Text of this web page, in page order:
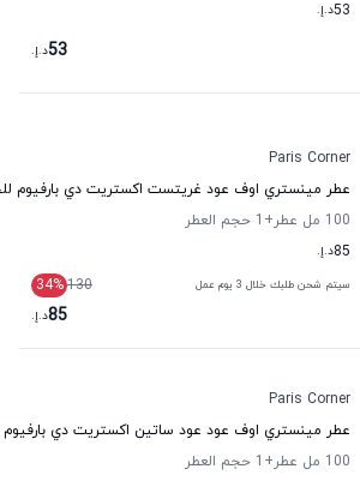
53د.إ.
53د.إ.
Paris Corner
عطر مينستري اوف عود غريتست اكستريت دي بارفيوم
100 مل عطر
+1
حجم العطر
85د.إ.
سيتم شحن طلبك خلال 3 يوم عمل 130
34%
85د.إ.
Paris Corner
عطر مينستري اوف عود عود ساتين اكستريت دي بارفيوم
100 مل عطر
+1
حجم العطر